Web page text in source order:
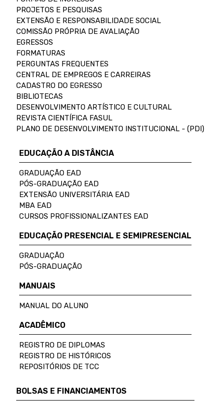
PROJETOS E PESQUISAS
EXTENSÃO E RESPONSABILIDADE SOCIAL
COMISSÃO PRÓPRIA DE AVALIAÇÃO
EGRESSOS
FORMATURAS
PERGUNTAS FREQUENTES
CENTRAL DE EMPREGOS E CARREIRAS
CADASTRO DO EGRESSO
BIBLIOTECAS
DESENVOLVIMENTO ARTÍSTICO E CULTURAL
REVISTA CIENTÍFICA FASUL
PLANO DE DESENVOLVIMENTO INSTITUCIONAL - (PDI)
EDUCAÇÃO A DISTÂNCIA
GRADUAÇÃO EAD
PÓS-GRADUAÇÃO EAD
EXTENSÃO UNIVERSITÁRIA EAD
MBA EAD
CURSOS PROFISSIONALIZANTES EAD
EDUCAÇÃO PRESENCIAL E SEMIPRESENCIAL
GRADUAÇÃO
PÓS-GRADUAÇÃO
MANUAIS
MANUAL DO ALUNO
ACADÊMICO
REGISTRO DE DIPLOMAS
REGISTRO DE HISTÓRICOS
REPOSITÓRIOS DE TCC
BOLSAS E FINANCIAMENTOS